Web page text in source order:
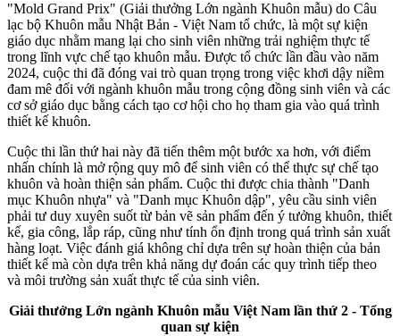
"Mold Grand Prix" (Giải thưởng Lớn ngành Khuôn mẫu) do Câu
lạc bộ Khuôn mẫu Nhật Bản - Việt Nam tổ chức, là một sự kiện
giáo dục nhằm mang lại cho sinh viên những trải nghiệm thực tế
trong lĩnh vực chế tạo khuôn mẫu. Được tổ chức lần đầu vào năm
2024, cuộc thi đã đóng vai trò quan trọng trong việc khơi dậy niềm
đam mê đối với ngành khuôn mẫu trong cộng đồng sinh viên và các
cơ sở giáo dục bằng cách tạo cơ hội cho họ tham gia vào quá trình
thiết kế khuôn.
Cuộc thi lần thứ hai này đã tiến thêm một bước xa hơn, với điểm
nhấn chính là mở rộng quy mô để sinh viên có thể thực sự chế tạo
khuôn và hoàn thiện sản phẩm. Cuộc thi được chia thành "Danh
mục Khuôn nhựa" và "Danh mục Khuôn dập", yêu cầu sinh viên
phải tư duy xuyên suốt từ bản vẽ sản phẩm đến ý tưởng khuôn, thiết
kế, gia công, lắp ráp, cũng như tính ổn định trong quá trình sản xuất
hàng loạt. Việc đánh giá không chỉ dựa trên sự hoàn thiện của bản
thiết kế mà còn dựa trên khả năng dự đoán các quy trình tiếp theo
và môi trường sản xuất thực tế của sinh viên.
Giải thưởng Lớn ngành Khuôn mẫu Việt Nam lần thứ 2 - Tổng
quan sự kiện